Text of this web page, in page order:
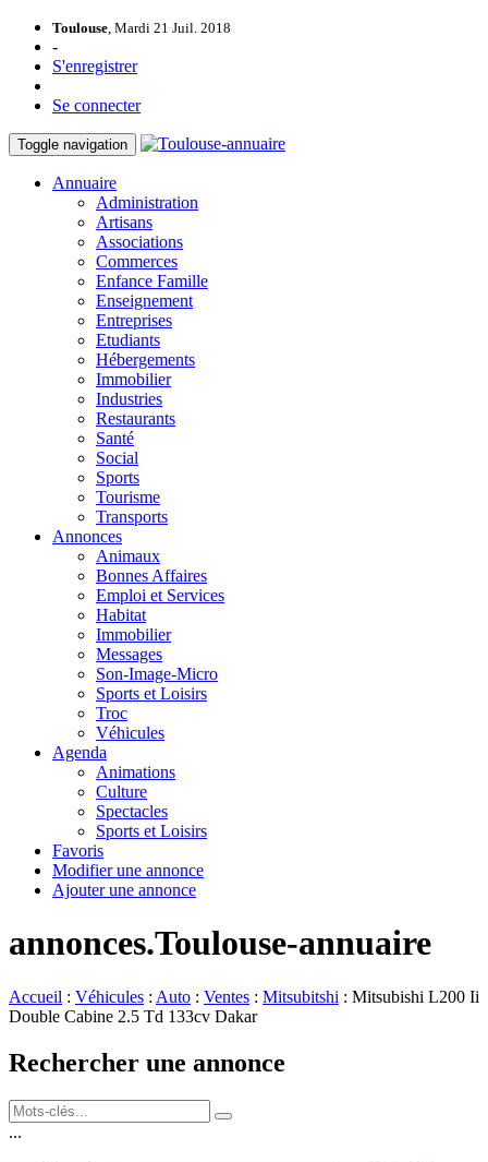
Toulouse, Mardi 21 Juil. 2018
-
S'enregistrer
Se connecter
Toggle navigation
Annuaire
Administration
Artisans
Associations
Commerces
Enfance Famille
Enseignement
Entreprises
Etudiants
Hébergements
Immobilier
Industries
Restaurants
Santé
Social
Sports
Tourisme
Transports
Annonces
Animaux
Bonnes Affaires
Emploi et Services
Habitat
Immobilier
Messages
Son-Image-Micro
Sports et Loisirs
Troc
Véhicules
Agenda
Animations
Culture
Spectacles
Sports et Loisirs
Favoris
Modifier une annonce
Ajouter une annonce
annonces.Toulouse-annuaire
Accueil : Véhicules : Auto : Ventes : Mitsubitshi : Mitsubishi L200 Ii
Double Cabine 2.5 Td 133cv Dakar
Rechercher une annonce
...